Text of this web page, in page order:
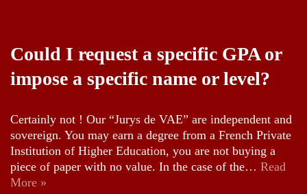
Could I request a specific GPA or
impose a specific name or level?
Certainly not ! Our “Jurys de VAE” are independent and
sovereign. You may earn a degree from a French Private
Institution of Higher Education, you are not buying a
piece of paper with no value. In the case of the… Read
More »